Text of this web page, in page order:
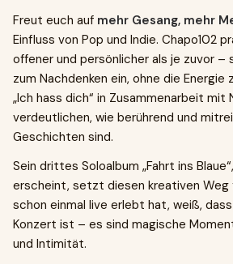
Freut euch auf mehr Gesang, mehr
Einfluss von Pop und Indie. Chapo102
offener und persönlicher als je zuvor –
zum Nachdenken ein, ohne die Energie
„Ich hass dich“ in Zusammenarbeit mit
verdeutlichen, wie berührend und
Geschichten sind.
Sein drittes Soloalbum „Fahrt ins
erscheint, setzt diesen kreativen Weg
schon einmal live erlebt hat, weiß,
Konzert ist – es sind magische
und Intimität.